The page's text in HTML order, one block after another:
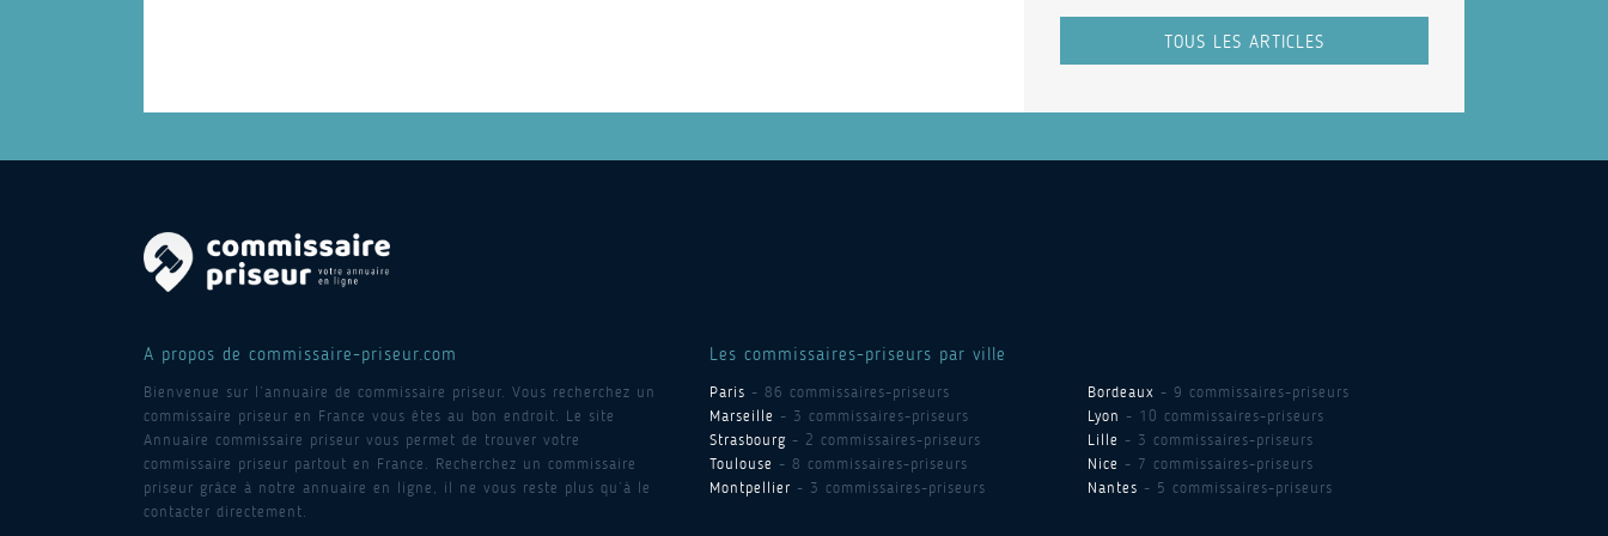
TOUS LES ARTICLES
A propos de commissaire-priseur.com
Bienvenue sur l’annuaire de commissaire priseur. Vous recherchez un
commissaire priseur en France vous êtes au bon endroit. Le site
Annuaire commissaire priseur vous permet de trouver votre
commissaire priseur partout en France. Recherchez un commissaire
priseur grâce à notre annuaire en ligne, il ne vous reste plus qu’à le
contacter directement.
Les commissaires-priseurs par ville
Paris - 86 commissaires-priseurs Bordeaux - 9 commissaires-priseurs
Marseille - 3 commissaires-priseurs Lyon - 10 commissaires-priseurs
Strasbourg - 2 commissaires-priseurs Lille - 3 commissaires-priseurs
Toulouse - 8 commissaires-priseurs Nice - 7 commissaires-priseurs
Montpellier - 3 commissaires-priseurs Nantes - 5 commissaires-priseurs